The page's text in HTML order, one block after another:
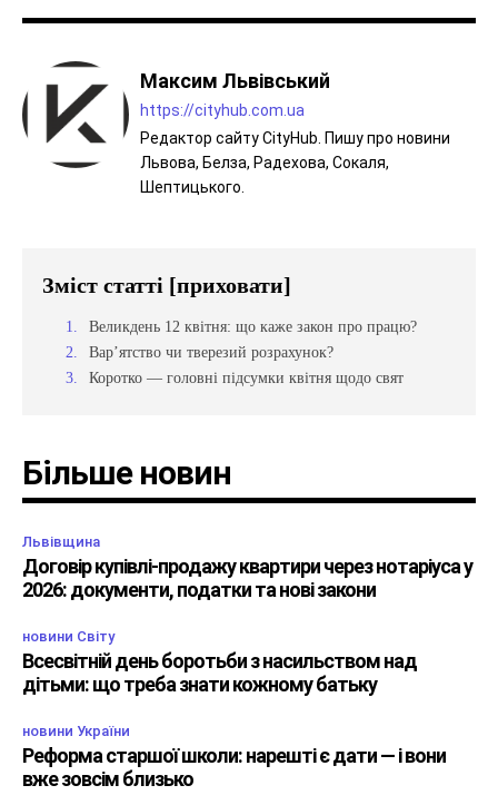
Максим Львівський
https://cityhub.com.ua
Редактор сайту CityHub. Пишу про новини
Львова, Белза, Радехова, Сокаля,
Шептицького.
Зміст статті [приховати]
Великдень 12 квітня: що каже закон про працю?
Вар’ятство чи тверезий розрахунок?
Коротко — головні підсумки квітня щодо свят
Більше новин
Львівщина
Договір купівлі-продажу квартири через нотаріуса у
2026: документи, податки та нові закони
новини Світу
Всесвітній день боротьби з насильством над
дітьми: що треба знати кожному батьку
новини України
Реформа старшої школи: нарешті є дати — і вони
вже зовсім близько